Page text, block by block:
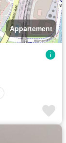
Appartement